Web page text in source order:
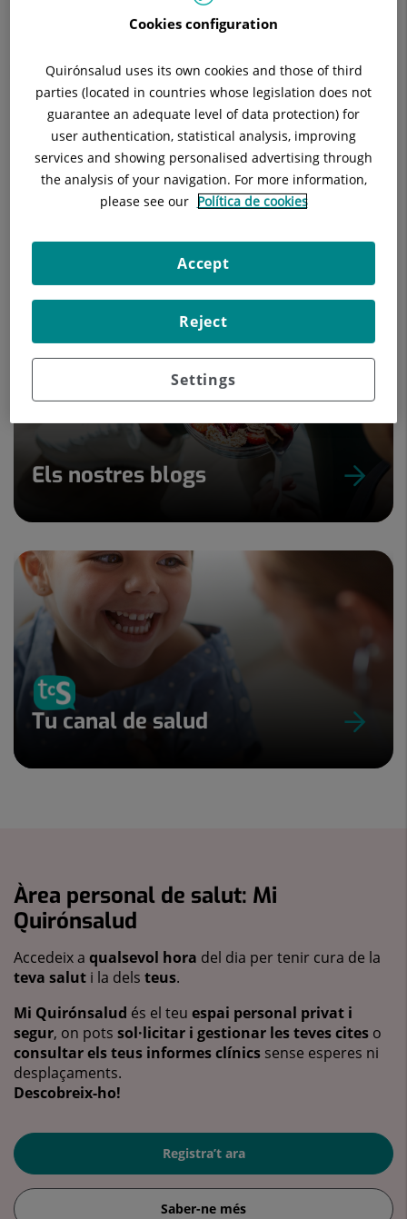
Descripció Equip Mèdic Malalties
Fluxometria
Els nostres blogs
Tu canal de salud
Àrea personal de salut: Mi
Quirónsalud
Accedeix a qualsevol hora del dia per tenir cura de la
teva salut i la dels teus.
Mi Quirónsalud és el teu espai personal privat i
segur, on pots sol·licitar i gestionar les teves cites o
consultar els teus informes clínics sense esperes ni
desplaçaments.
Descobreix-ho!
Registra’t ara
Saber-ne més
Cookies configuration
Quirónsalud uses its own cookies and those of third
parties (located in countries whose legislation does not
guarantee an adequate level of data protection) for
user authentication, statistical analysis, improving
services and showing personalised advertising through
the analysis of your navigation. For more information,
please see our Política de cookies
Settings
Reject
Accept